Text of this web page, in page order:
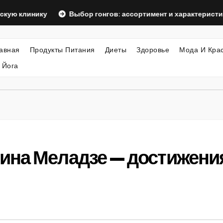
Выбор гонгов: ассортимент и характеристики
Продукты Питания Диеты Здоровье Мода И
Меладзе —